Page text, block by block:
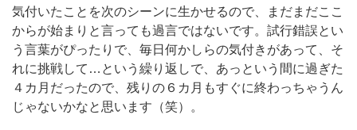
気付いたことを次のシーンに生かせるので、まだまだここ
からが始まりと言っても過言ではないです。試行錯誤とい
う言葉がぴったりで、毎日何かしらの気付きがあって、そ
れに挑戦して…という繰り返しで、あっという間に過ぎた
４カ月だったので、残りの６カ月もすぐに終わっちゃうん
じゃないかなと思います（笑）。